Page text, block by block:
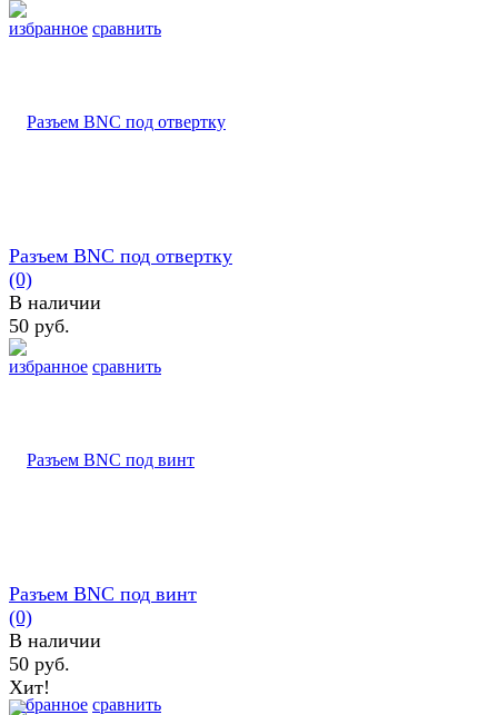
избранное сравнить
избранное сравнить
Разъем BNC под отвертку
(0)
В наличии
50 руб.
избранное сравнить
Разъем BNC под винт
(0)
В наличии
50 руб.
Хит!